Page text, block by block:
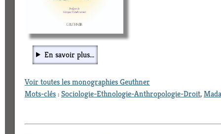
En savoir plus...
Voir toutes les monographies Geuthner
Mots-clés:Sociologie-Ethnologie-Anthropologie-Droit,